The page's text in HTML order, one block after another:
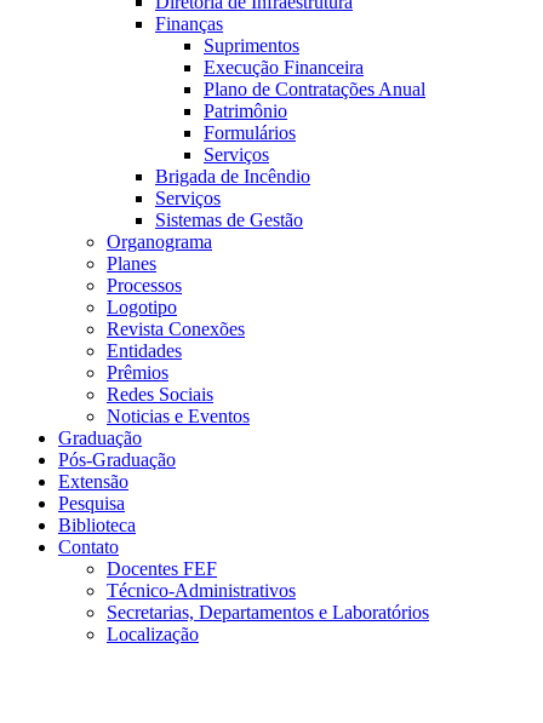
Finanças
Suprimentos
Execução Financeira
Plano de Contratações Anual
Patrimônio
Formulários
Serviços
Brigada de Incêndio
Serviços
Sistemas de Gestão
Organograma
Planes
Processos
Logotipo
Revista Conexões
Entidades
Prêmios
Redes Sociais
Noticias e Eventos
Graduação
Pós-Graduação
Extensão
Pesquisa
Biblioteca
Contato
Docentes FEF
Técnico-Administrativos
Secretarias, Departamentos e Laboratórios
Localização